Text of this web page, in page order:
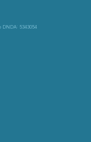
5343054